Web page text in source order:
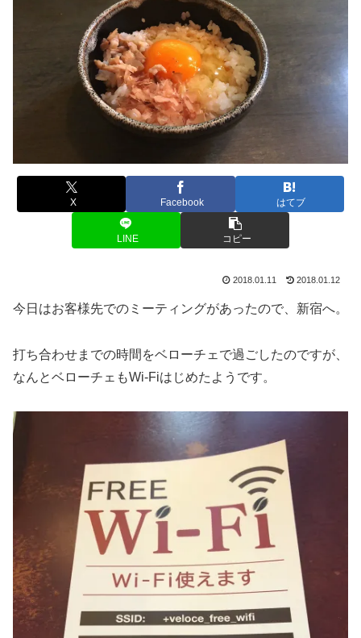
X Facebook はてブ
LINE コピー
2018.01.11 2018.01.12
今日はお客様先でのミーティングがあったので、新宿へ。
打ち合わせまでの時間をベローチェで過ごしたのですが、
なんとベローチェもWi-Fiはじめたようです。